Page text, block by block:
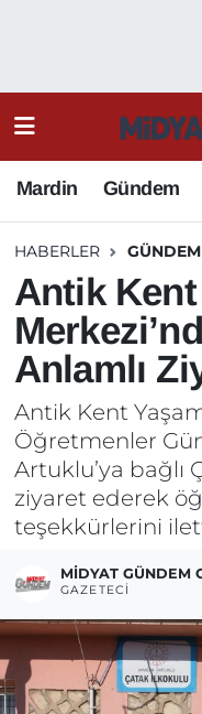
Mardin Gündem
HABERLER GÜNDEM
Antik Kent
Anlamlı
Antik Kent
Öğretmenler
Artuklu’ya bağlı
ziyaret ederek
teşekkürlerini
MIDYAT GÜNDEM
GAZETECI